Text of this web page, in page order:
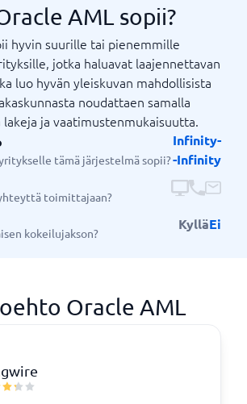
AML sopii?
hyvin suurille tai pienemmille
jotka haluavat laajennettavan
luo hyvän yleiskuvan mahdollisista
noudattaen samalla
lakeja ja vaatimustenmukaisuutta.
tämä järjestelmä sopii?
Infinity-
-Infinity
toimittajaan?
kokeilujakson?
KylläEi
Oracle AML